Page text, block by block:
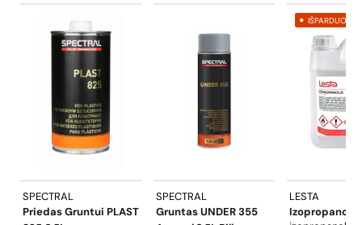
SPECTRAL
Priedas Gruntui PLAST
SPECTRAL
Gruntas UNDER 355
IŠPARDUOTA
LESTA
Izopropanolis